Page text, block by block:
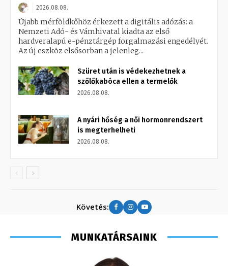
2026.08.08.
Újabb mérföldkőhöz érkezett a digitális adózás: a
Nemzeti Adó- és Vámhivatal kiadta az első
hardveralapú e-pénztárgép forgalmazási engedélyét.
Az új eszköz elsősorban a jelenleg...
Szüret után is védekezhetnek a
szőlőkabóca ellen a termelők
2026.08.08.
A nyári hőség a női hormonrendszert
is megterhelheti
2026.08.08.
Követés:
MUNKATÁRSAINK